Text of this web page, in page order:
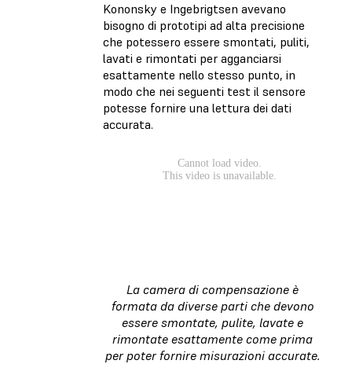
Kononsky e Ingebrigtsen avevano
bisogno di prototipi ad alta precisione
che potessero essere smontati, puliti,
lavati e rimontati per agganciarsi
esattamente nello stesso punto, in
modo che nei seguenti test il sensore
potesse fornire una lettura dei dati
accurata.
La camera di compensazione è
formata da diverse parti che devono
essere smontate, pulite, lavate e
rimontate esattamente come prima
per poter fornire misurazioni accurate.